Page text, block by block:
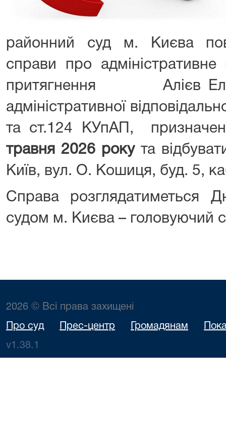
районний суд м. Києва
справи про
притягнення Алієв
адміністративної
та ст.124 КУпАП,
травня 2026 рокута
Київ, вул. О. Кошиця, буд. 5,
Справа розглядатиметься
судом м. Києва – головуючий
2026 © Всі права захищені
Про суд Прес-центр Громадянам
v1.38.1